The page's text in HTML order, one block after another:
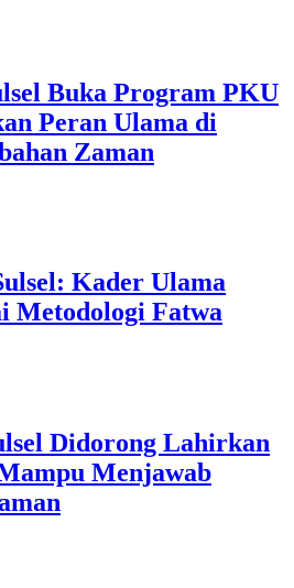
Buka Program PKU
Peran Ulama di
Zaman
Kader Ulama
Metodologi Fatwa
Didorong Lahirkan
Menjawab